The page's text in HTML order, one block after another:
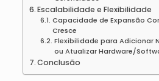
Escalabilidade e Flexibilidade
Capacidade de Expansão
Cresce
Flexibilidade para Adicionar
ou Atualizar Hardware/
Conclusão